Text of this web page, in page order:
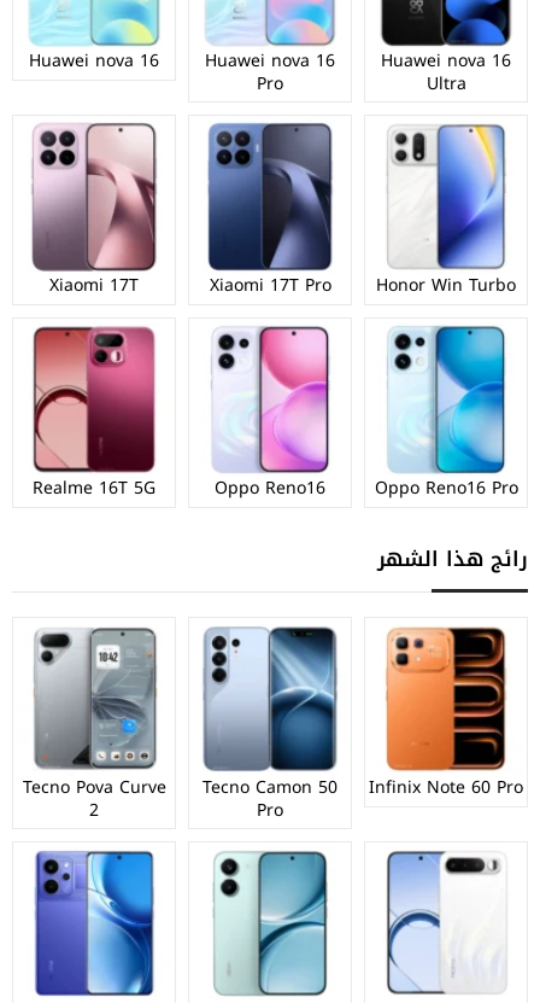
Huawei nova 16
Ultra
Huawei nova 16
Pro
Huawei nova 16
Honor Win Turbo
Xiaomi 17T Pro
Xiaomi 17T
Oppo Reno16 Pro
Oppo Reno16
Realme 16T 5G
رائج هذا الشهر
Infinix Note 60 Pro
Tecno Camon 50
Pro
Tecno Pova Curve
2